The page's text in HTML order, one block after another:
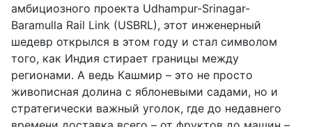
амбициозного проекта Udhampur-Srinagar-
Baramulla Rail Link (USBRL), этот инженерный
шедевр открылся в этом году и стал символом
того, как Индия стирает границы между
регионами. А ведь Кашмир – это не просто
живописная долина с яблоневыми садами, но и
стратегически важный уголок, где до недавнего